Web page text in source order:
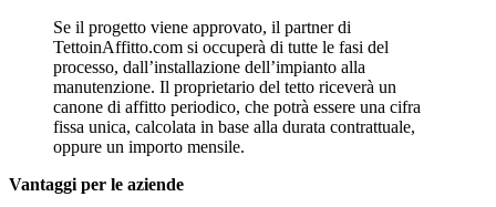
Se il progetto viene approvato, il partner di
TettoinAffitto.com si occuperà di tutte le fasi del
processo, dall’installazione dell’impianto alla
manutenzione. Il proprietario del tetto riceverà un
canone di affitto periodico, che potrà essere una cifra
fissa unica, calcolata in base alla durata contrattuale,
oppure un importo mensile.
Vantaggi per le aziende